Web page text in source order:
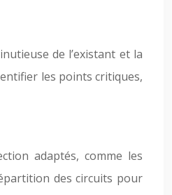
de l’existant et la
les points critiques,
adaptés, comme les
des circuits pour